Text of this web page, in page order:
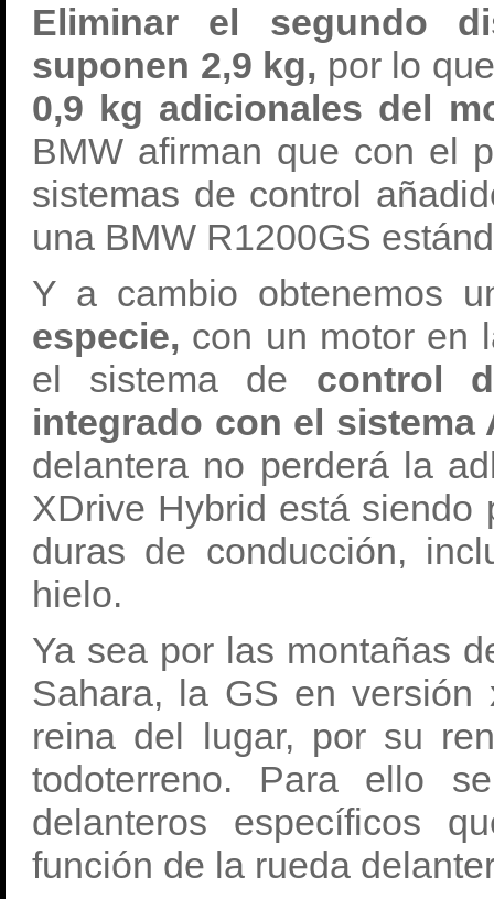
Eliminar el segundo
suponen 2,9 kg, por lo
0,9 kg adicionales del
BMW afirman que con el
sistemas de control
una BMW R1200GS
Y a cambio obtenemos
especie, con un motor en
el sistema de control
integrado con el sistema
delantera no perderá la
XDrive Hybrid está siendo
duras de conducción,
hielo.
Ya sea por las montañas
Sahara, la GS en versión
reina del lugar, por su
todoterreno. Para ello
delanteros específicos
función de la rueda